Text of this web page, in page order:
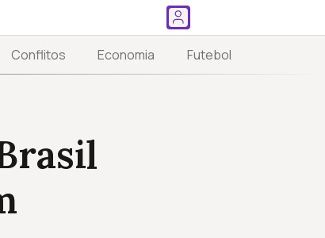
Conflitos Economia Futebol